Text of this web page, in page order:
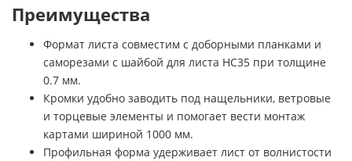
Преимущества
Формат листа совместим с доборными планками и
саморезами с шайбой для листа НС35 при толщине
0.7 мм.
Кромки удобно заводить под нащельники, ветровые
и торцевые элементы и помогает вести монтаж
картами шириной 1000 мм.
Профильная форма удерживает лист от волнистости